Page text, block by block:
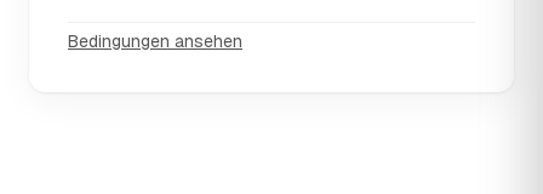
Bedingungen ansehen